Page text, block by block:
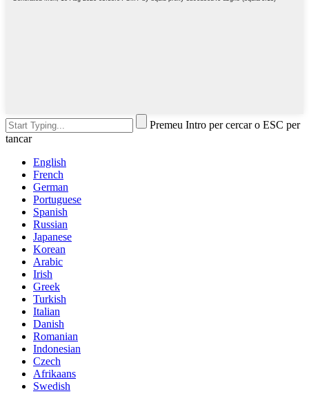
Premeu Intro per cercar o ESC per
tancar
English
French
German
Portuguese
Spanish
Russian
Japanese
Korean
Arabic
Irish
Greek
Turkish
Italian
Danish
Romanian
Indonesian
Czech
Afrikaans
Swedish